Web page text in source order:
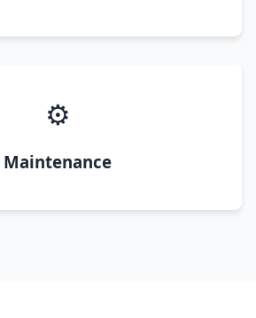
⚙️
Maintenance